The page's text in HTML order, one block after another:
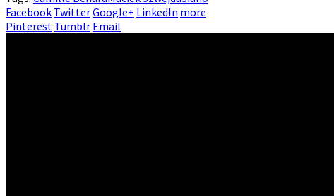
Facebook TwitterGoogle+ LinkedIn more
Pinterest Tumblr Email